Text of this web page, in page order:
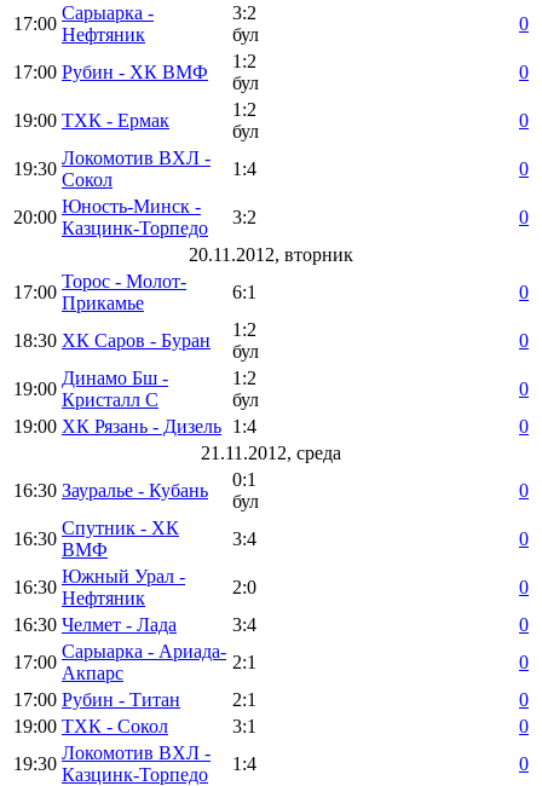
17:00
Сарыарка -
Нефтяник
3:2
бул
0
17:00 Рубин - ХК ВМФ
1:2
бул
0
19:00 ТХК - Ермак
1:2
бул
0
19:30
Локомотив ВХЛ -
Сокол
1:4 0
20:00
Юность-Минск -
Казцинк-Торпедо
3:2
0
20.11.2012, вторник
17:00
Торос - Молот-
Прикамье
6:1 0
18:30 ХК Саров - Буран
1:2
бул
0
19:00
Динамо Бш -
Кристалл С
1:2
бул
0
19:00 ХК Рязань - Дизель 1:4
0
21.11.2012, среда
16:30 Зауралье - Кубань
0:1
бул
0
16:30
Спутник - ХК
ВМФ
3:4 0
16:30
Южный Урал -
Нефтяник
2:0
0
16:30 Челмет - Лада 3:4
0
17:00
Сарыарка - Ариада-
Акпарс
2:1
0
17:00 Рубин - Титан 2:1
0
19:00 ТХК - Сокол 3:1
0
19:30
Локомотив ВХЛ -
Казцинк-Торпедо
1:4 0